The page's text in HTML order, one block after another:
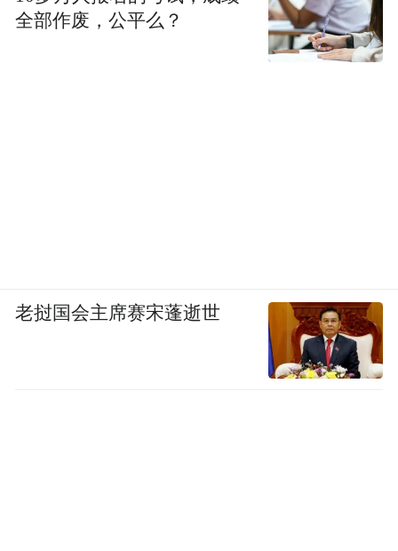
全部作废，公平么？
老挝国会主席赛宋蓬逝世